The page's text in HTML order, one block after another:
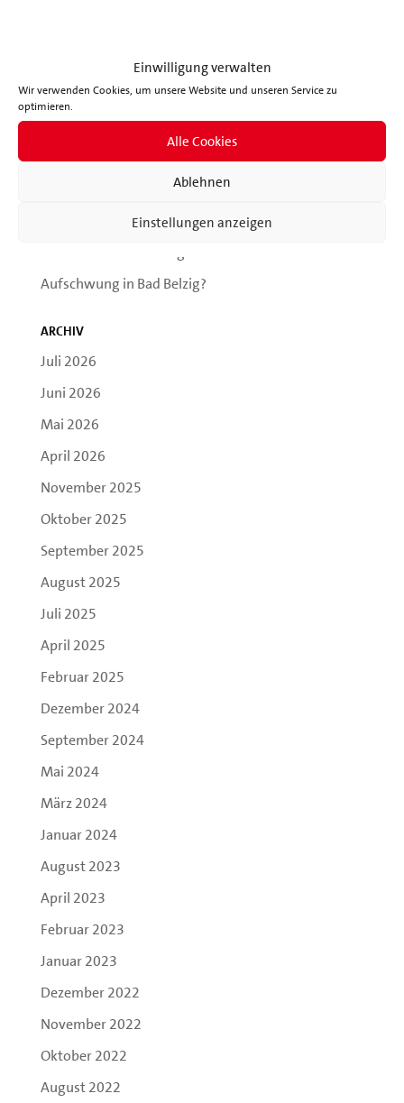
Einwilligung verwalten
Wir verwenden Cookies, um unsere Website und unseren Service zu
optimieren.
Alle Cookies
Ablehnen
Einstellungen anzeigen
Neues aus der SVV
Die Zukunft unserer Stadt
Miteinander reden !
Aufschwung in Bad Belzig?
Archiv
Juli 2026
Juni 2026
Mai 2026
April 2026
November 2025
Oktober 2025
September 2025
August 2025
Juli 2025
April 2025
Februar 2025
Dezember 2024
September 2024
Mai 2024
März 2024
Januar 2024
August 2023
April 2023
Februar 2023
Januar 2023
Dezember 2022
November 2022
Oktober 2022
August 2022